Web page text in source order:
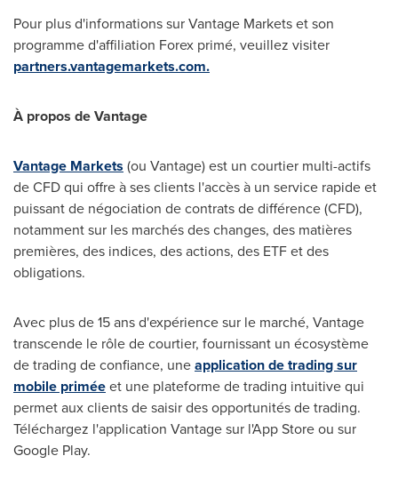
Pour plus d'informations sur Vantage Markets et son
programme d'affiliation Forex primé, veuillez visiter
partners.vantagemarkets.com.
À propos de Vantage
Vantage Markets (ou Vantage) est un courtier multi-actifs
de CFD qui offre à ses clients l'accès à un service rapide et
puissant de négociation de contrats de différence (CFD),
notamment sur les marchés des changes, des matières
premières, des indices, des actions, des ETF et des
obligations.
Avec plus de 15 ans d'expérience sur le marché, Vantage
transcende le rôle de courtier, fournissant un écosystème
de trading de confiance, uneapplication de trading sur
mobile priméeet une plateforme de trading intuitive qui
permet aux clients de saisir des opportunités de trading.
Téléchargez l'application Vantage sur l'App Store ou sur
Google Play.